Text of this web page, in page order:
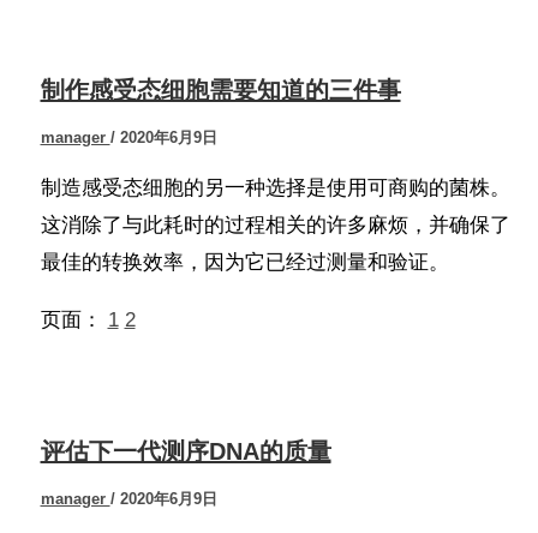
制作感受态细胞需要知道的三件事
manager / 2020年6月9日
制造感受态细胞的另一种选择是使用可商购的菌株。
这消除了与此耗时的过程相关的许多麻烦，并确保了
最佳的转换效率，因为它已经过测量和验证。
页面： 1 2
评估下一代测序DNA的质量
manager / 2020年6月9日